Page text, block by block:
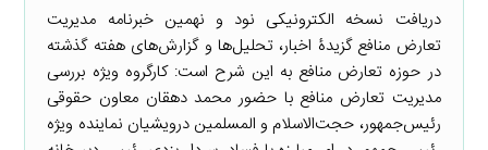
دریافت نسخه الکترونیکی نود و نهمین خبرنامه مدیریت
تعارض منافع گزیدۀ اخبار، تحلیل‌ها و گزارش‌های هفته گذشته
در حوزه تعارض منافع به این شرح است: کارگروه ویژه بررسی
مدیریت تعارض منافع با حضور محمد دهقان معاون حقوقی
رئیس‌جمهور، حجت‌الاسلام و المسلمین درویشیان نماینده ویژه